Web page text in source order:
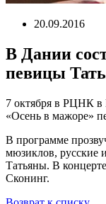
20.09.2016
В Дании
певицы
7 октября в РЦНК в
«Осень в мажоре»
В программе
мюзиклов, русские
Татьяны. В
Сконинг.